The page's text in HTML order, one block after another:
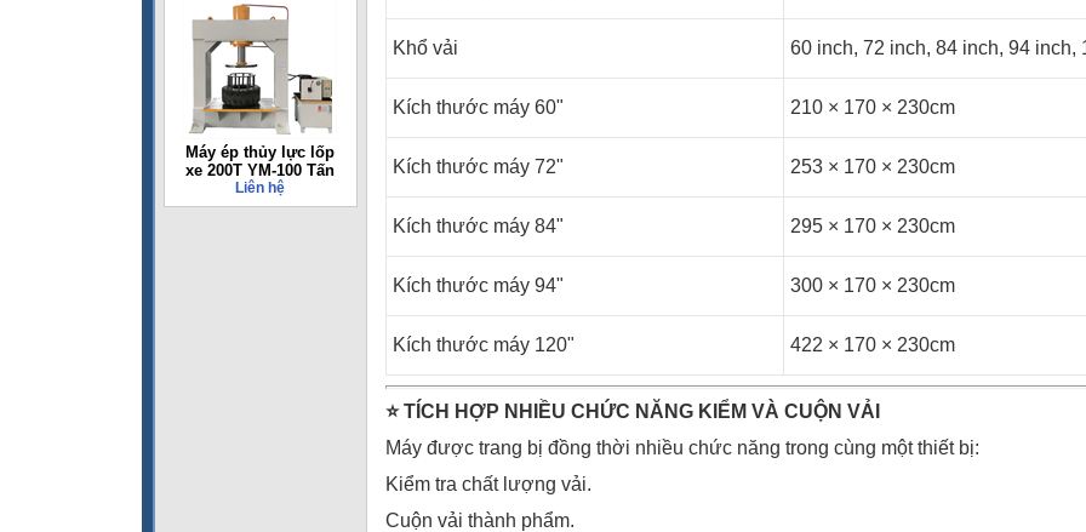
Máy ép thủy lực lốp
xe 200T YM-100 Tấn
Liên hệ
Khổ vải 60 inch, 72 inch, 84 inch, 94 inch,
Kích thước máy 60" 210 × 170 × 230cm
Kích thước máy 72" 253 × 170 × 230cm
Kích thước máy 84" 295 × 170 × 230cm
Kích thước máy 94" 300 × 170 × 230cm
Kích thước máy 120" 422 × 170 × 230cm
⭐TÍCH HỢP NHIỀU CHỨC NĂNG KIỂM VÀ CUỘN VẢI
Máy được trang bị đồng thời nhiều chức năng trong cùng một thiết bị:
Kiểm tra chất lượng vải.
Cuộn vải thành phẩm.